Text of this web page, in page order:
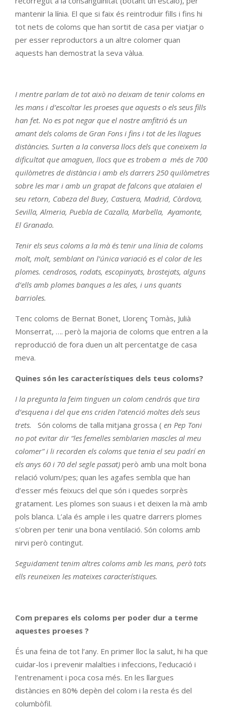
mantenir la línia. El que si faix és reintroduir fills i fins hi
tot nets de coloms que han sortit de casa per viatjar o
per esser reproductors a un altre colomer quan
aquests han demostrat la seva vàlua.
I mentre parlam de tot això no deixam de tenir coloms en
les mans i d’escoltar les proeses que aquests o els seus fills
han fet. No es pot negar que el nostre amfitrió és un
amant dels coloms de Gran Fons i fins i tot de les llagues
distàncies. Surten a la conversa llocs dels que coneixem la
dificultat que amaguen, llocs que es trobem a més de 700
quilòmetres de distància i amb els darrers 250 quilòmetres
sobre les mar i amb un grapat de falcons que atalaien el
seu retorn, Cabeza del Buey, Castuera, Madrid, Còrdova,
Sevilla, Almeria, Puebla de Cazalla, Marbella, Ayamonte,
El Granado.
Tenir els seus coloms a la mà és tenir una línia de coloms
molt, molt, semblant on l’única variació es el color de les
plomes. cendrosos, rodats, escopinyats, brostejats, alguns
d’ells amb plomes banques a les ales, i uns quants
barrioles.
Tenc coloms de Bernat Bonet, Llorenç Tomàs, Julià
Monserrat, …. però la majoria de coloms que entren a la
reproducció de fora duen un alt percentatge de casa
meva.
Quines són les característiques dels teus coloms?
I la pregunta la feim tinguen un colom cendrós que tira
d’esquena i del que ens criden l’atenció moltes dels seus
trets.
Són coloms de talla mitjana grossa ( en Pep Toni
no pot evitar dir “les femelles semblarien mascles al meu
colomer” i li recorden els coloms que tenia el seu padrí en
els anys 60 i 70 del segle passat) però amb una molt bona
relació volum/pes; quan les agafes sembla que han
d’esser més feixucs del que són i quedes sorprès
gratament. Les plomes son suaus i et deixen la mà amb
pols blanca. L’ala és ample i les quatre darrers plomes
s’obren per tenir una bona ventilació. Són coloms amb
nirvi però contingut.
Seguidament tenim altres coloms amb les mans, però tots
ells reuneixen les mateixes característiques.
Com prepares els coloms per poder dur a terme
aquestes proeses ?
És una feina de tot l’any. En primer lloc la salut, hi ha que
cuidar-los i prevenir malalties i infeccions, l’educació i
l’entrenament i poca cosa més. En les llargues
distàncies en 80% depèn del colom i la resta és del
columbòfil.